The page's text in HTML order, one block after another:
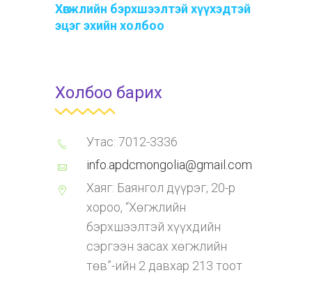
Хөгжлийн бэрхшээлтэй хүүхэдтэй
эцэг эхийн холбоо
Холбоо барих
Утас: 7012-3336
info.apdcmongolia@gmail.com
Хаяг: Баянгол дүүрэг, 20-р
хороо, “Хөгжлийн
бэрхшээлтэй хүүхдийн
сэргээн засах хөгжлийн
төв”-ийн 2 давхар 213 тоот